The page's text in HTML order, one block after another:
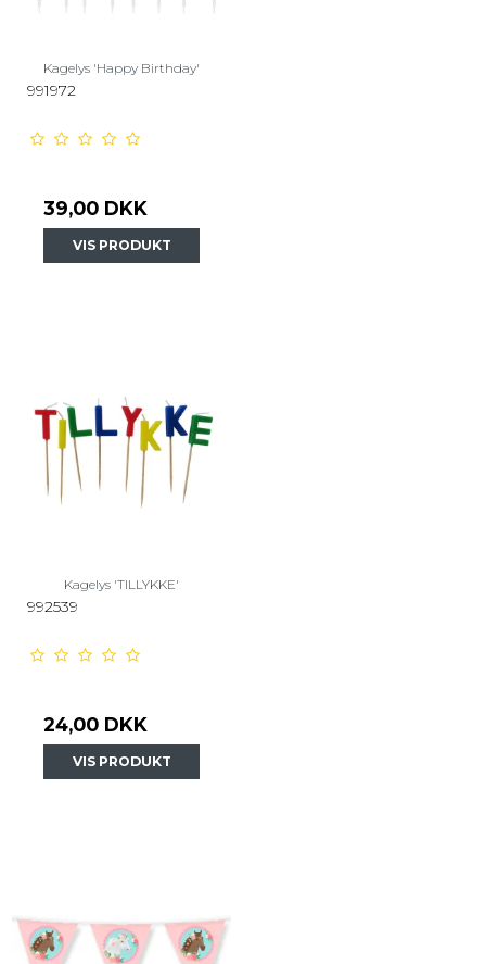
Kagelys 'Happy Birthday'
991972
39,00 DKK
VIS PRODUKT
Kagelys 'TILLYKKE'
992539
24,00 DKK
VIS PRODUKT